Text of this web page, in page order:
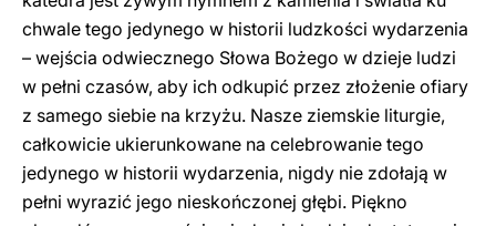
chwale tego jedynego w historii ludzkości wydarzenia
– wejścia odwiecznego Słowa Bożego w dzieje ludzi
w pełni czasów, aby ich odkupić przez złożenie ofiary
z samego siebie na krzyżu. Nasze ziemskie liturgie,
całkowicie ukierunkowane na celebrowanie tego
jedynego w historii wydarzenia, nigdy nie zdołają w
pełni wyrazić jego nieskończonej głębi. Piękno